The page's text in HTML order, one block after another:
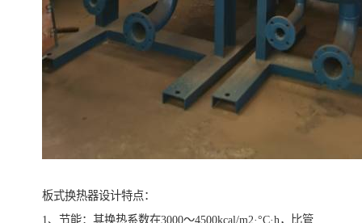
板式换热器设计特点：
1、节能：其换热系数在3000～4500kcal/m2·°C·h，比管